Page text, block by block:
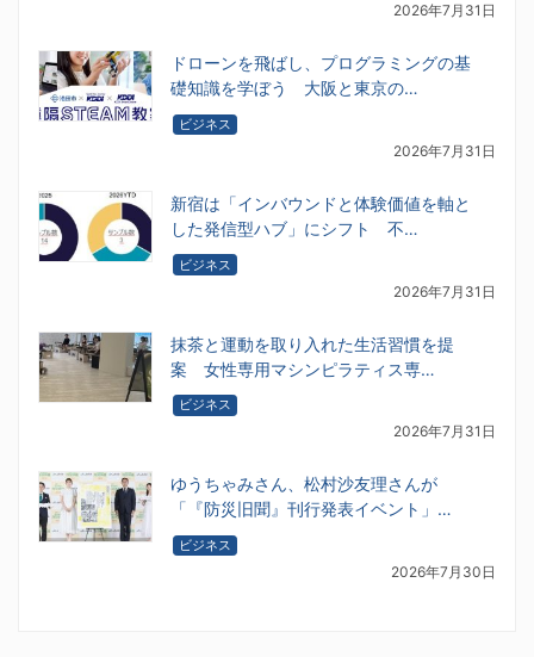
2026年7月31日
ドローンを飛ばし、プログラミングの基
礎知識を学ぼう 大阪と東京の…
ビジネス
2026年7月31日
新宿は「インバウンドと体験価値を軸と
した発信型ハブ」にシフト 不…
ビジネス
2026年7月31日
抹茶と運動を取り入れた生活習慣を提
案 女性専用マシンピラティス専…
ビジネス
2026年7月31日
ゆうちゃみさん、松村沙友理さんが
「『防災旧聞』刊行発表イベント」…
ビジネス
2026年7月30日